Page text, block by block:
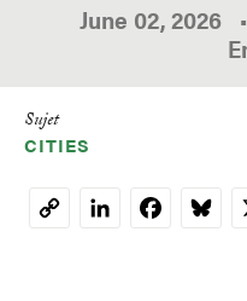
June 02, 2026 •
Sujet
CITIES
CopyLinkedInFacebook